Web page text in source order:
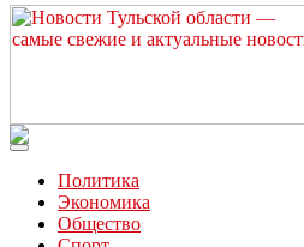
Читайте последние новости дня в
Политика
Экономика
Общество